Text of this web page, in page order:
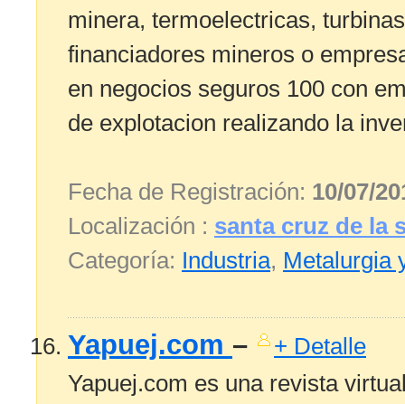
minera, termoelectricas,
financiadores mineros o
en negocios seguros 100 con
de explotacion realizando la
Fecha de Registración: 10/07/
Localización : santa cruz de la
Categoría: Industria, Metalurgia
Yapuej.com – + Detalle
Yapuej.com es una revista